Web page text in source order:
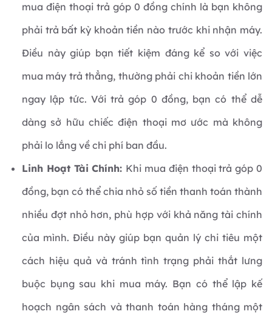
mua điện thoại trả góp 0 đồng chính là bạn không
phải trả bất kỳ khoản tiền nào trước khi nhận máy.
Điều này giúp bạn tiết kiệm đáng kể so với việc
mua máy trả thẳng, thường phải chi khoản tiền lớn
ngay lập tức. Với trả góp 0 đồng, bạn có thể dễ
dàng sở hữu chiếc điện thoại mơ ước mà không
phải lo lắng về chi phí ban đầu.
Linh Hoạt Tài Chính: Khi mua điện thoại trả góp 0
đồng, bạn có thể chia nhỏ số tiền thanh toán thành
nhiều đợt nhỏ hơn, phù hợp với khả năng tài chính
của mình. Điều này giúp bạn quản lý chi tiêu một
cách hiệu quả và tránh tình trạng phải thắt lưng
buộc bụng sau khi mua máy. Bạn có thể lập kế
hoạch ngân sách và thanh toán hàng tháng một